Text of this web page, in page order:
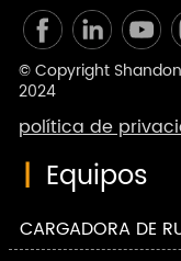
© Copyright
2024
política de
| Equipos
CARGADORA DE